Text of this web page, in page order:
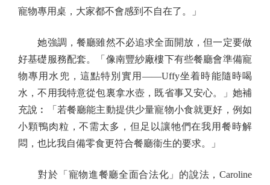
寵物專用桌，大家都不會感到不自在了。」
她強調，餐廳雖然不必追求全面開放，但一定要做
好基礎服務配套。「像南豐紗廠樓下有些餐廳會準備寵
物專用水兜，這點特別實用——Uffy坐着時能隨時喝
水，不用我特意從包裏拿水壺，既省事又安心。」她補
充說︰「若餐廳能主動提供少量寵物小食就更好，例如
小顆鴨肉粒，不需太多，但足以讓牠們在我用餐時解
悶，也比我自備零食更符合餐廳衞生的要求。」
對於「寵物進餐廳全面合法化」的說法，Caroline